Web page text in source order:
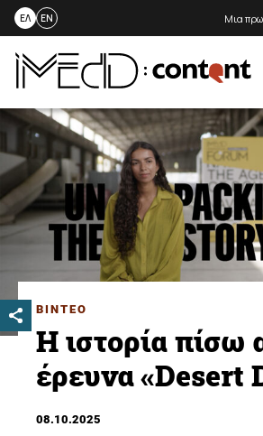
Skip
content
ΕΛ EN Μια
ΒΙΝΤΕΟ
Η ιστορία πίσω
έρευνα «Desert
08.10.2025